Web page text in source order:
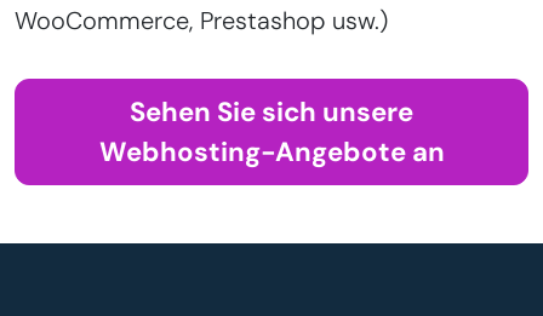
WooCommerce, Prestashop usw.)
Sehen Sie sich unsere
Webhosting-Angebote an